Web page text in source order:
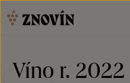
Víno r. 2022